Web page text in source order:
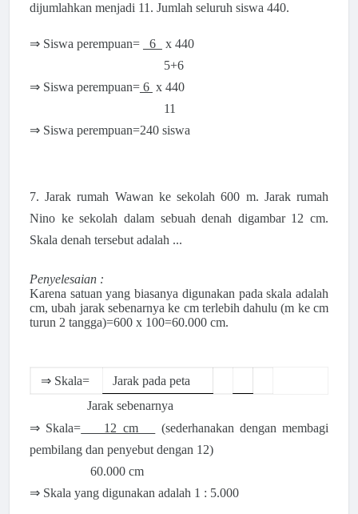
dijumlahkan menjadi 11. Jumlah seluruh siswa 440.
⇒ Siswa perempuan= 6
x 440
5+6
⇒ Siswa perempuan=6 x 440
11
⇒ Siswa perempuan=240 siswa
7.Jarak rumah Wawan ke sekolah 600 m. Jarak rumah
Nino ke sekolah dalam sebuah denah digambar 12 cm.
Skala denah tersebut adalah ...
Penyelesaian :
Karena satuan yang biasanya digunakan pada skala adalah
cm, ubah jarak sebenarnya ke cm terlebih dahulu (m ke cm
turun 2 tangga)=600 x 100=60.000 cm.
⇒ Skala=
Jarak pada peta
Jarak sebenarnya
⇒ Skala= 12 cm
(sederhanakan dengan membagi
pembilang dan penyebut dengan 12)
60.000 cm
⇒ Skala yang digunakan adalah 1 : 5.000